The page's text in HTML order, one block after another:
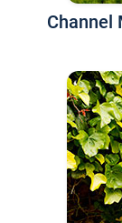
Channel